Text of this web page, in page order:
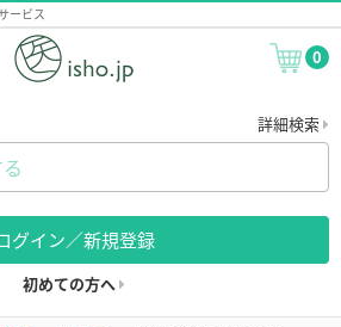
ービス
0
詳細検索
グイン／新規登録
初めての方へ